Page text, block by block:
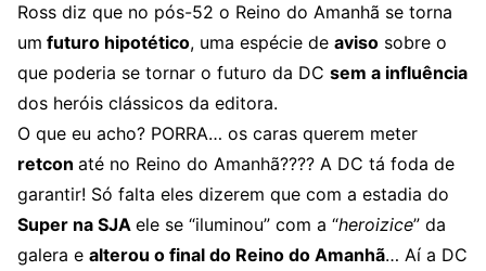
Ross diz que no pós-52 o Reino do Amanhã se torna
um futuro hipotético, uma espécie de aviso sobre o
que poderia se tornar o futuro da DC sem a influência
dos heróis clássicos da editora.
O que eu acho? PORRA… os caras querem meter
retcon até no Reino do Amanhã???? A DC tá foda de
garantir! Só falta eles dizerem que com a estadia do
Super na SJA ele se “iluminou” com a “heroizice” da
galera e alterou o final do Reino do Amanhã… Aí a DC